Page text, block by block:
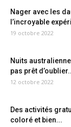
Nager avec les
l’incroyable
19 octobre 2022
Nuits
pas prêt
12 octobre 2022
Des activités
coloré et bien...